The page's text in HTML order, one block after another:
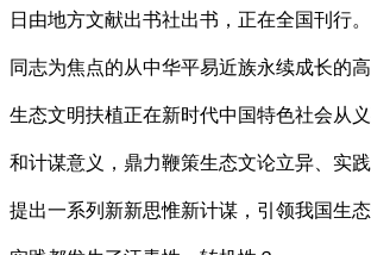
日由地方文献出书社出书，正在全国刊行
同志为焦点的从中华平易近族永续成长的
生态文明扶植正在新时代中国特色社会从
和计谋意义，鼎力鞭策生态文论立异、实
提出一系列新新思惟新计谋，引领我国生